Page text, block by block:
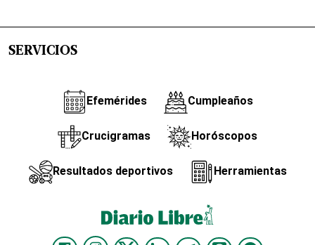
SERVICIOS
Efemérides Cumpleaños
Crucigramas Horóscopos
Resultados deportivos Herramientas